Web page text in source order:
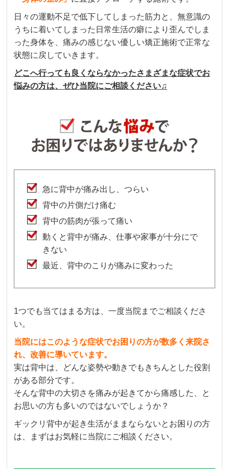
日々の運動不足で低下してしまった筋力と、無意識の
うちに着いてしまった日常生活の癖により歪んでしま
った身体を、痛みの感じない優しい矯正施術で正常な
状態に戻していきます。
どこへ行っても良くならなかったさまざまな症状でお
悩みの方は、ぜひ当院にご相談ください♫
急に背中が痛み出し、つらい
背中の片側だけ痛む
背中の筋肉が張って痛い
動くと背中が痛み、仕事や家事が十分にで
きない
最近、背中のこりが痛みに変わった
1つでも当てはまる方は、一度当院までご相談くださ
い。
当院にはこのような症状でお困りの方が数多く来院さ
れ、改善に導いています。
実は背中は、どんな姿勢や動きでもきちんとした役割
がある部分です。
そんな背中の大切さを痛みが起きてから痛感した、と
お思いの方も多いのではないでしょうか？
ギックリ背中が起き生活がままならないとお困りの方
は、まずはお気軽に当院にご相談ください。